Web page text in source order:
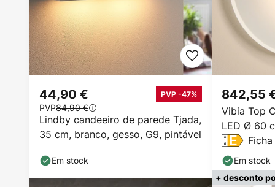
Lindby candeeiro de parede Tjada,
35 cm, branco, gesso, G9, pintável
44,90 € PVP -47%
PVP84,90 €
Em stock
Vibia Top
LED Ø 60
842,55
Em stock
+ desconto